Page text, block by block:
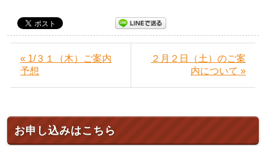
« 1/３１（木）ご案内
予想
２月２日（土）のご案
内について »
お申し込みはこちら